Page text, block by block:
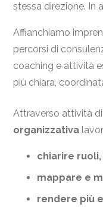
stessa direzione. In
Affianchiamo
percorsi di
coaching e attività
più chiara,
Attraverso attività di
organizzativa
chiarire
mappare e
rendere più